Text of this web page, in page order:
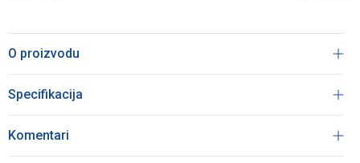
O proizvodu
Specifikacija
Komentari